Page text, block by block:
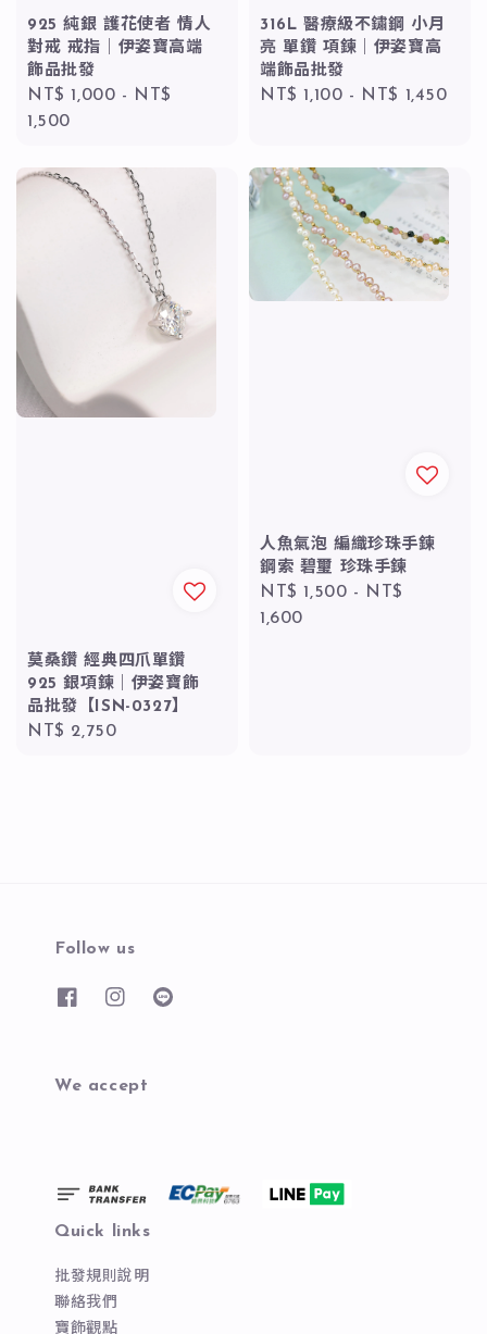
925 純銀 護花使者 情人
對戒 戒指｜伊姿寶高端
飾品批發
Regular
price
NT$ 1,000 -
NT$
1,500
316L 醫療級不鏽鋼 小月
亮 單鑽 項鍊｜伊姿寶高
端飾品批發
Regular
NT$ 1,100 - NT$ 1,450
莫桑鑽 經典四爪單鑽
925 銀項鍊｜伊姿寶飾
品批發【ISN-0327】
Regular
NT$ 2,750
人魚氣泡 編織珍珠手鍊
鋼索 碧璽 珍珠手鍊
Regular
price
NT$ 1,500 -
NT$
1,600
Follow us
We accept
Quick links
批發規則說明
聯絡我們
寶飾觀點